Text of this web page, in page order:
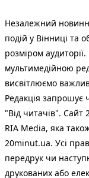
Незалежний
подій у Вінниці та
розміром
мультимедійною
висвітлюємо
Редакція запрошує
"Від читачів". Сайт
RIA Media, яка
20minut.ua. Усі
передрук чи
друкованих або